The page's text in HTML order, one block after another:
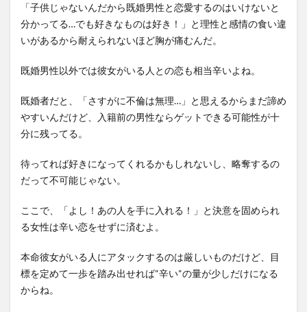
「子供じゃないんだから既婚男性と恋愛するのはいけないと
分かってる…でも好きなものは好き！」と理性と感情の食い違
いがあるから耐えられないほど胸が痛むんだ。
既婚男性以外では彼女がいる人との恋も相当辛いよね。
既婚者だと、「さすがに不倫は無理…」と思えるからまだ諦め
やすいんだけど、入籍前の男性ならゲットできる可能性が十
分に残ってる。
待ってれば好きになってくれるかもしれないし、略奪するの
だって不可能じゃない。
ここで、「よし！あの人を手に入れる！」と決意を固められ
る女性は辛い恋をせずに済むよ。
本命彼女がいる人にアタックするのは厳しいものだけど、目
標を定めて一歩を踏み出せれば“辛い“の量が少しだけになる
からね。